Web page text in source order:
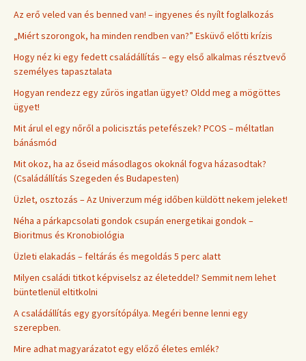
Az erő veled van és benned van! – ingyenes és nyílt foglalkozás
„Miért szorongok, ha minden rendben van?” Esküvő előtti krízis
Hogy néz ki egy fedett családállítás – egy első alkalmas résztvevő
személyes tapasztalata
Hogyan rendezz egy zűrös ingatlan ügyet? Oldd meg a mögöttes
ügyet!
Mit árul el egy nőről a policisztás petefészek? PCOS – méltatlan
bánásmód
Mit okoz, ha az őseid másodlagos okoknál fogva házasodtak?
(Családállítás Szegeden és Budapesten)
Üzlet, osztozás – Az Univerzum még időben küldött nekem jeleket!
Néha a párkapcsolati gondok csupán energetikai gondok –
Bioritmus és Kronobiológia
Üzleti elakadás – feltárás és megoldás 5 perc alatt
Milyen családi titkot képviselsz az életeddel? Semmit nem lehet
büntetlenül eltitkolni
A családállítás egy gyorsítópálya. Megéri benne lenni egy
szerepben.
Mire adhat magyarázatot egy előző életes emlék?